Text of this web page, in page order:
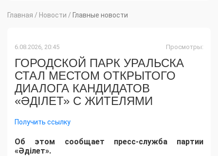
Главная / Новости / Главные новости
6.08.2026, 20:45 Просмотры:
ГОРОДСКОЙ ПАРК УРАЛЬСКА
СТАЛ МЕСТОМ ОТКРЫТОГО
ДИАЛОГА КАНДИДАТОВ
«ӘДІЛЕТ» С ЖИТЕЛЯМИ
Получить ссылку
Об этом сообщает пресс-служба партии
«Әділет».